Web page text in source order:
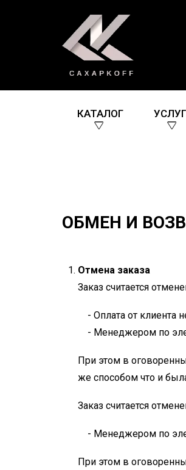
КАТАЛОГ
ОБМЕН И
Отмена заказа
Заказ считается
Оплата от клиента
Менеджером по
При этом в
же способом что и
Заказ считается
Менеджером по
При этом в